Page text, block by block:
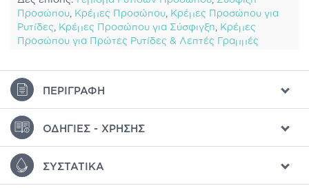
Προσώπου, Κρέμες Προσώπου, Κρέμες Προσώπου για
Ρυτίδες, Κρέμες Προσώπου για Σύσφιγξη, Κρέμες
Προσώπου για Πρώτες Ρυτίδες & Λεπτές Γραμμές
ΠΕΡΙΓΡΑΦΉ
ΟΔΗΓΊΕΣ - ΧΡΉΣΗΣ
ΣΥΣΤΑΤΙΚΆ